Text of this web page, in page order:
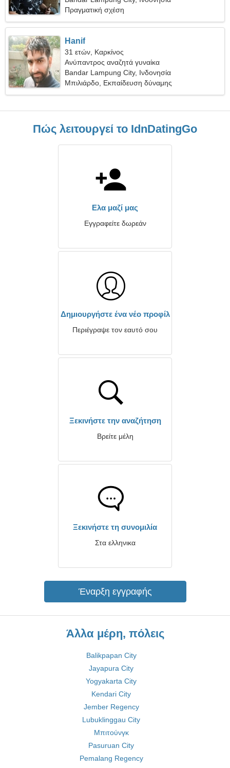
Πραγματική σχέση
Hanif
31 ετών, Καρκίνος
Ανύπαντρος αναζητά γυναίκα
Bandar Lampung City, Ινδονησία
Μπιλιάρδο, Εκπαίδευση δύναμης
Πώς λειτουργεί το IdnDatingGo
Ελα μαζί μας
Εγγραφείτε δωρεάν
Δημιουργήστε ένα νέο προφίλ
Περιέγραψε τον εαυτό σου
Ξεκινήστε την αναζήτηση
Βρείτε μέλη
Ξεκινήστε τη συνομιλία
Στα ελληνικα
Έναρξη εγγραφής
Άλλα μέρη, πόλεις
Balikpapan City
Jayapura City
Yogyakarta City
Kendari City
Jember Regency
Lubuklinggau City
Μπιτούνγκ
Pasuruan City
Pemalang Regency